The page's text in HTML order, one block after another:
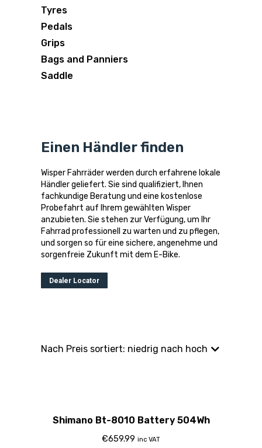
Tyres
Pedals
Grips
Bags and Panniers
Saddle
Einen Händler finden
Wisper Fahrräder werden durch erfahrene lokale
Händler geliefert. Sie sind qualifiziert, Ihnen
fachkundige Beratung und eine kostenlose
Probefahrt auf Ihrem gewählten Wisper
anzubieten. Sie stehen zur Verfügung, um Ihr
Fahrrad professionell zu warten und zu pflegen,
und sorgen so für eine sichere, angenehme und
sorgenfreie Zukunft mit dem E-Bike.
Dealer Locator
Shimano Bt-8010 Battery 504Wh
€659.99 inc VAT